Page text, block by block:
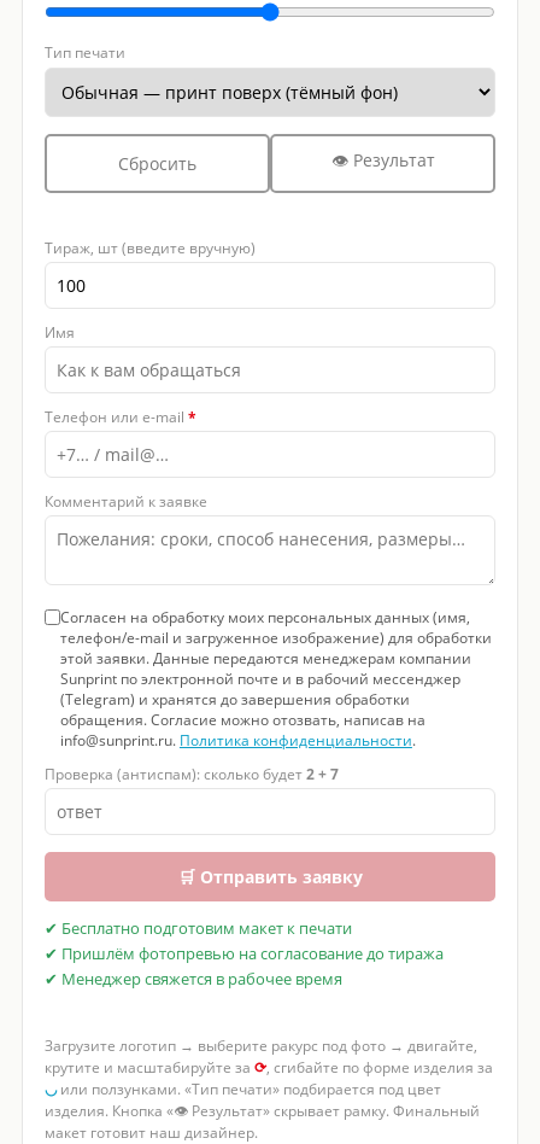
Тип печати
Сбросить 👁 Результат
Тираж, шт (введите вручную)
Имя
Телефон или e-mail *
Комментарий к заявке
Согласен на обработку моих персональных данных (имя,
телефон/e-mail и загруженное изображение) для обработки
этой заявки. Данные передаются менеджерам компании
Sunprint по электронной почте и в рабочий мессенджер
(Telegram) и хранятся до завершения обработки
обращения. Согласие можно отозвать, написав на
info@sunprint.ru. Политика конфиденциальности.
Проверка (антиспам): сколько будет2 + 7
🛒 Отправить заявку
✔ Бесплатно подготовим макет к печати
✔ Пришлём фотопревью на согласование до тиража
✔ Менеджер свяжется в рабочее время
Загрузите логотип → выберите ракурс под фото → двигайте,
крутите и масштабируйте за ⟳, сгибайте по форме изделия за
◡или ползунками. «Тип печати» подбирается под цвет
изделия. Кнопка «👁 Результат» скрывает рамку. Финальный
макет готовит наш дизайнер.